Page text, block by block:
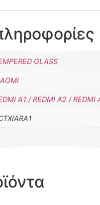
GLASS
A1 / REDMI A2 / REDMI